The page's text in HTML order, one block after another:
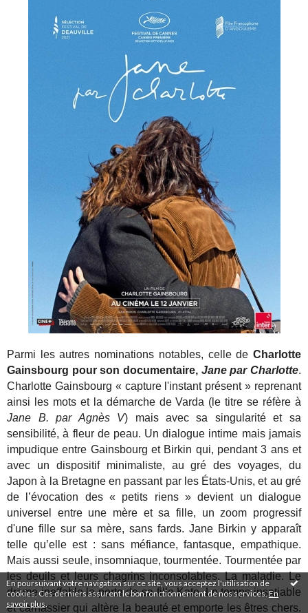
En poursuivant votre navigation sur ce site, vous acceptez l'utilisation de
cookies. Ces derniers assurent le bon fonctionnement de nos services.En
savoir plus
Parmi les autres nominations notables, celle de Charlotte
Gainsbourg pour son documentaire, Jane par Charlotte.
Charlotte Gainsbourg « capture l'instant présent » reprenant
ainsi les mots et la démarche de Varda (le titre se réfère à
Jane B. par Agnès V) mais avec sa singularité et sa
sensibilité, à fleur de peau. Un dialogue intime mais jamais
impudique entre Gainsbourg et Birkin qui, pendant 3 ans et
avec un dispositif minimaliste, au gré des voyages, du
Japon à la Bretagne en passant par les États-Unis, et au gré
de l’évocation des « petits riens » devient un dialogue
universel entre une mère et sa fille, un zoom progressif
d'une fille sur sa mère, sans fards. Jane Birkin y apparaît
telle qu’elle est : sans méfiance, fantasque, empathique.
Mais aussi seule, insomniaque, tourmentée. Tourmentée par
les deuils et leurs chagrins inconsolables. La maladie. Le
drame ineffable la perte de sa fille Kate. Le temps insatiable
et carnassier qui altère la beauté et emporte les êtres chers.